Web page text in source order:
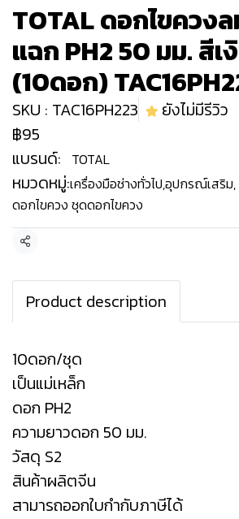
TOTAL ดอกไขควง
แฉก PH2 50 มม. สีเ
(10ดอก)
SKU : TAC16PH223
ยังไม่มีรีวิว
฿95
แบรนด์:
TOTAL
หมวดหมู่:เครื่องมือช่างทั่วไป,อุปกรณ์เสริม,
ดอกไขควง ชุดดอกไขควง
แชร์
Product description
10ดอก/ชุด
เป็นแม่เหล็ก
ดอก PH2
ความยาวดอก 50 มม.
วัสดุ S2
สินค้าผลิตจีน
สามารถออกใบกำกับภาษีได้